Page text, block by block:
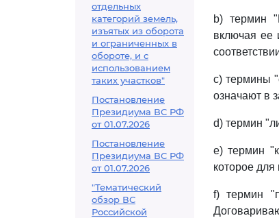
отдельных
категорий земель,
изъятых из оборота
и ограниченных в
обороте, и с
использованием
таких участков"
Постановление
Президиума ВС РФ
от 01.07.2026
Постановление
Президиума ВС РФ
от 01.07.2026
"Тематический
обзор ВС
Российской
b) термин
включая ее
c) термины
означают в
d) термин
e) термин
которое
f) термин